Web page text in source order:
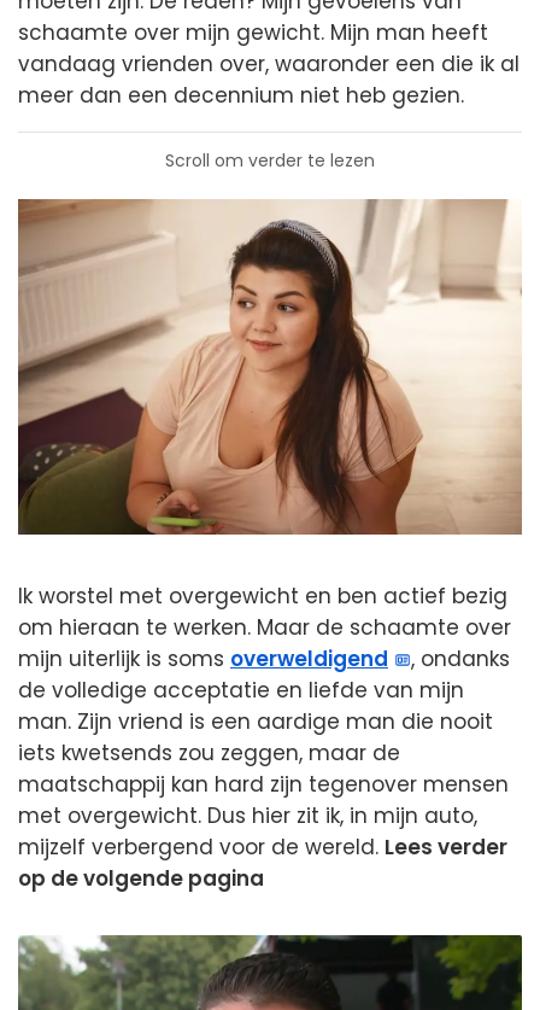
schaamte over mijn gewicht. Mijn man heeft
vandaag vrienden over, waaronder een die ik al
meer dan een decennium niet heb gezien.
Scroll om verder te lezen
Ik worstel met overgewicht en ben actief bezig
om hieraan te werken. Maar de schaamte over
mijn uiterlijk is soms overweldigend
, ondanks
de volledige acceptatie en liefde van mijn
man. Zijn vriend is een aardige man die nooit
iets kwetsends zou zeggen, maar de
maatschappij kan hard zijn tegenover mensen
met overgewicht. Dus hier zit ik, in mijn auto,
mijzelf verbergend voor de wereld. Lees verder
op de volgende pagina